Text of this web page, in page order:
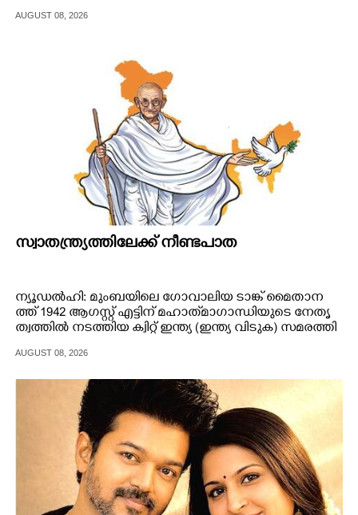
പൂർത്തിയാക്കിയത്. നൂറിൽ ഒരാൾക്കു മാത്രം
AUGUST 08, 2026
സ്വാതന്ത്ര്യത്തിലേക്ക് നീണ്ടപാത
ന്യൂ​​ഡ​​ൽ​​ഹി​​:​​ മും​​ബ​​യി​​ലെ​​ ഗോ​​വാ​​ലി​​യ​​ ടാ​​ങ്ക് മൈ​​താ​​ന​​
ത്ത് 1​​9​​4​​2​​ ആ​​ഗ​​സ്റ്റ് എ​​ട്ടി​​ന് മ​​ഹാ​​ത്‌​​മാ​​ഗാ​​ന്ധി​​യു​​ടെ​​ നേ​​തൃ​​
ത്വ​​ത്തി​​ൽ​​ ന​​ട​​ത്തി​​യ​​ ക്വി​​റ്റ് ഇ​​ന്ത്യ​​ (​​ഇ​​ന്ത്യ​​ വി​​ടു​​ക​​)​​ സ​​മ​​ര​​ത്തി​​
ക്കും​​.
AUGUST 08, 2026